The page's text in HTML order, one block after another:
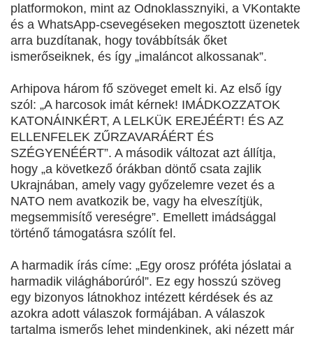
platformokon, mint az Odnoklassznyiki, a VKontakte
és a WhatsApp-csevegéseken megosztott üzenetek
arra buzdítanak, hogy továbbítsák őket
ismerőseiknek, és így „imaláncot alkossanak”.
Arhipova három fő szöveget emelt ki. Az első így
szól: „A harcosok imát kérnek! IMÁDKOZZATOK
KATONÁINKÉRT, A LELKÜK EREJÉÉRT! ÉS AZ
ELLENFELEK ZŰRZAVARÁÉRT ÉS
SZÉGYENÉÉRT”. A második változat azt állítja,
hogy „a következő órákban döntő csata zajlik
Ukrajnában, amely vagy győzelemre vezet és a
NATO nem avatkozik be, vagy ha elveszítjük,
megsemmisítő vereségre”. Emellett imádsággal
történő támogatásra szólít fel.
A harmadik írás címe: „Egy orosz próféta jóslatai a
harmadik világháborúról”. Ez egy hosszú szöveg
egy bizonyos látnokhoz intézett kérdések és az
azokra adott válaszok formájában. A válaszok
tartalma ismerős lehet mindenkinek, aki nézett már